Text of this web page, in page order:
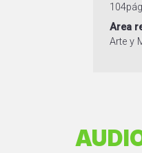
Area
Arte y